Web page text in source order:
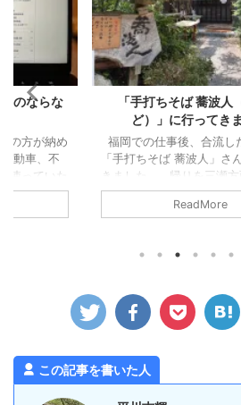
のならな
の方が納め
動車、不
使っていた
金を払って
れるので、
費にする
「手打ちそば 蕎波人
ど）」に行ってき
福岡での仕事後、合流し
「手打ちそば 蕎波人」さ
きました。 帰りを三瀬方
変更し、そばでも食べて
ことになり、妻にお店を探
ないのですが（福岡県早良
うどよかったのも決め手に
た。 詳しく調べずにいっ
が、人気店のようで、すで
ひとまず ...
ReadMore
この記事を書いた人